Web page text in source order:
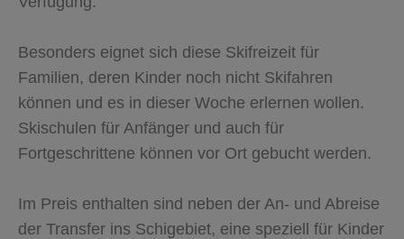
Besonders eignet sich diese Skifreizeit für
Familien, deren Kinder noch nicht Skifahren
können und es in dieser Woche erlernen wollen.
Skischulen für Anfänger und auch für
Fortgeschrittene können vor Ort gebucht werden.
Im Preis enthalten sind neben der An- und Abreise
der Transfer ins Schigebiet, eine speziell für Kinder